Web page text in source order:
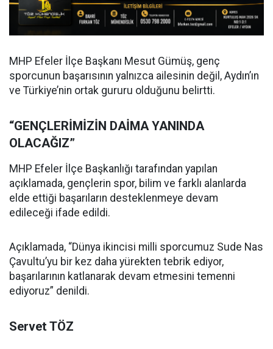
MHP Efeler İlçe Başkanı Mesut Gümüş, genç
sporcunun başarısının yalnızca ailesinin değil, Aydın’ın
ve Türkiye’nin ortak gururu olduğunu belirtti.
“GENÇLERİMİZİN DAİMA YANINDA
OLACAĞIZ”
MHP Efeler İlçe Başkanlığı tarafından yapılan
açıklamada, gençlerin spor, bilim ve farklı alanlarda
elde ettiği başarıların desteklenmeye devam
edileceği ifade edildi.
Açıklamada, “Dünya ikincisi milli sporcumuz Sude Nas
Çavultu’yu bir kez daha yürekten tebrik ediyor,
başarılarının katlanarak devam etmesini temenni
ediyoruz” denildi.
Servet TÖZ